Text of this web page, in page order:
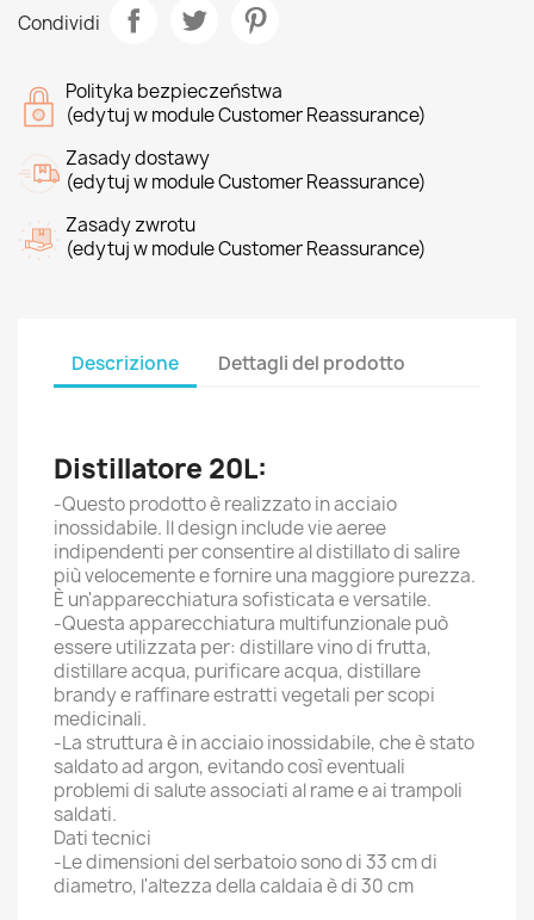
Condividi
Polityka bezpieczeństwa
(edytuj w module Customer Reassurance)
Zasady dostawy
(edytuj w module Customer Reassurance)
Zasady zwrotu
(edytuj w module Customer Reassurance)
Descrizione Dettagli del prodotto
Distillatore 20L:
-Questo prodotto è realizzato in acciaio
inossidabile. Il design include vie aeree
indipendenti per consentire al distillato di salire
più velocemente e fornire una maggiore purezza.
È un'apparecchiatura sofisticata e versatile.
-Questa apparecchiatura multifunzionale può
essere utilizzata per: distillare vino di frutta,
distillare acqua, purificare acqua, distillare
brandy e raffinare estratti vegetali per scopi
medicinali.
-La struttura è in acciaio inossidabile, che è stato
saldato ad argon, evitando così eventuali
problemi di salute associati al rame e ai trampoli
saldati.
Dati tecnici
-Le dimensioni del serbatoio sono di 33 cm di
diametro, l'altezza della caldaia è di 30 cm